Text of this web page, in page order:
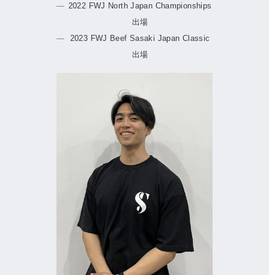
2022 FWJ North Japan Championships
出場
2023 FWJ Beef Sasaki Japan Classic
出場